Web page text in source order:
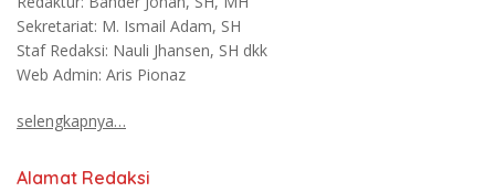
Sekretariat: M. Ismail Adam, SH
Staf Redaksi: Nauli Jhansen, SH dkk
Web Admin: Aris Pionaz
selengkapnya…
Alamat Redaksi